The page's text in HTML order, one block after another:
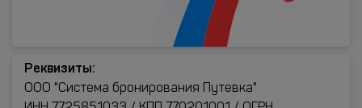
Реквизиты:
ООО "Система бронирования Путевка"